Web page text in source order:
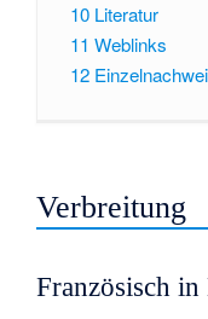
10 Literatur
11 Weblinks
12
Verbreitung
Französisch in